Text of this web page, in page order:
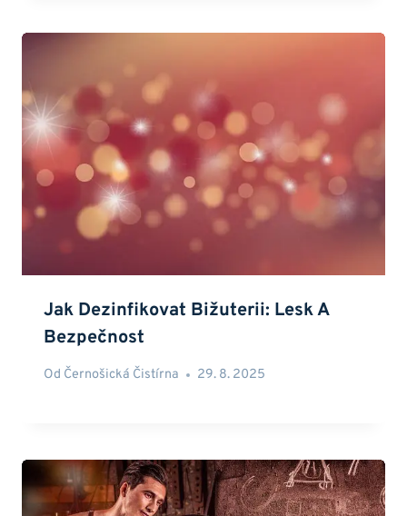
Jak Dezinfikovat Bižuterii: Lesk A
Bezpečnost
Od Černošická Čistírna 29. 8. 2025